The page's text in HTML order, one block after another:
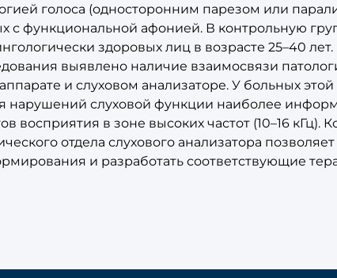
голоса (односторонним парезом или
с функциональной афонией. В контрольную
здоровых лиц в возрасте 25–40
выявлено наличие взаимосвязи
и слуховом анализаторе. У больных
нарушений слуховой функции наиболее
восприятия в зоне высоких частот (10–16 кГц).
отдела слухового анализатора
и разработать соответствующие